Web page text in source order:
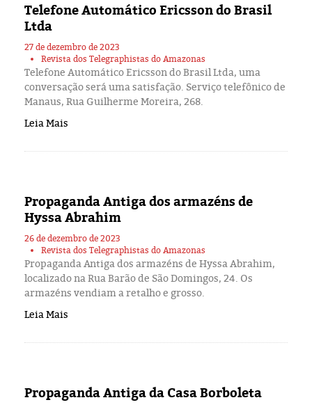
Telefone Automático Ericsson do Brasil
Ltda
27 de dezembro de 2023
Revista dos Telegraphistas do Amazonas
Telefone Automático Ericsson do Brasil Ltda, uma
conversação será uma satisfação. Serviço telefônico de
Manaus, Rua Guilherme Moreira, 268.
Leia Mais
Propaganda Antiga dos armazéns de
Hyssa Abrahim
26 de dezembro de 2023
Revista dos Telegraphistas do Amazonas
Propaganda Antiga dos armazéns de Hyssa Abrahim,
localizado na Rua Barão de São Domingos, 24. Os
armazéns vendiam a retalho e grosso.
Leia Mais
Propaganda Antiga da Casa Borboleta